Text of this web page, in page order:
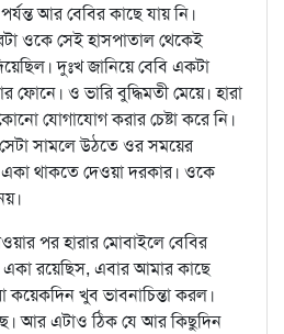
আর বেবির কাছে যায় নি।
ওকে সেই হাসপাতাল থেকেই
দুঃখ জানিয়ে বেবি একটা
ফোনে। ও ভারি বুদ্ধিমতী মেয়ে। হারা
যোগাযোগ করার চেষ্টা করে নি।
সামলে উঠতে ওর সময়ের
থাকতে দেওয়া দরকার। ওকে
পর হারার মোবাইলে বেবির
রয়েছিস, এবার আমার কাছে
কয়েকদিন খুব ভাবনাচিন্তা করল।
আর এটাও ঠিক যে আর কিছুদিন